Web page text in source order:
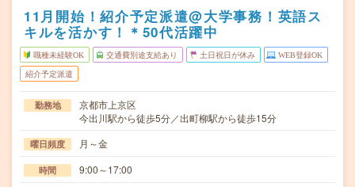
11月開始！紹介予定派遣@大学事務！英語ス
キルを活かす！＊50代活躍中
職種未経験OK 交通費別途支給あり 土日祝日が休み WEB登録OK
紹介予定派遣
勤務地
京都市上京区
今出川駅から徒歩5分／出町柳駅から徒歩15分
曜日頻度 月～金
時間 9:00～17:00